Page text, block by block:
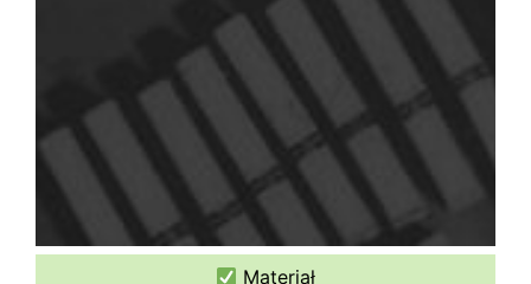
Materiał